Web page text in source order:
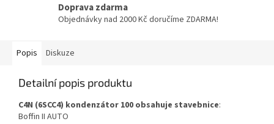
Doprava zdarma
Objednávky nad 2000 Kč doručíme ZDARMA!
Popis Diskuze
Detailní popis produktu
C4N (6SCC4) kondenzátor 100 obsahuje stavebnice:
Boffin II AUTO